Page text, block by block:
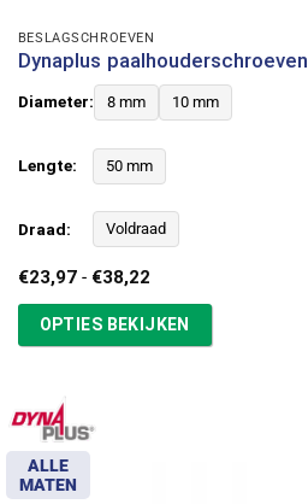
BESLAGSCHROEVEN
Dynaplus paalhouderschroeven
Diameter: 8 mm 10 mm
Lengte: 50 mm
Draad: Voldraad
€23,97 - €38,22Prijsklasse:
tot
€38,22
OPTIES BEKIJKEN
ALLE
MATEN